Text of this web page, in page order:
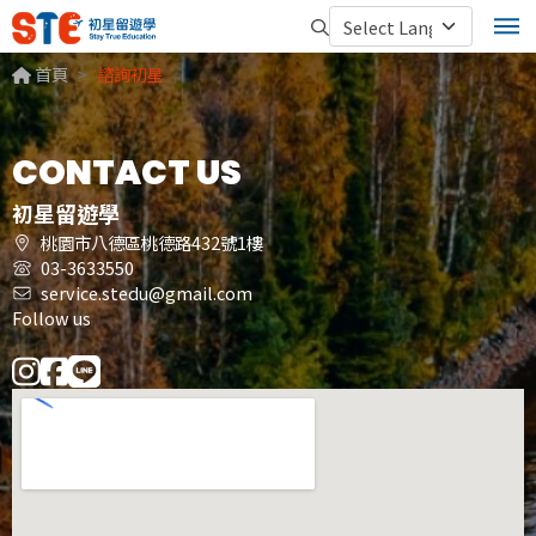
首頁 諮詢初星
CONTACT US
初星留遊學
桃園市八德區桃德路432號1樓
03-3633550
service.stedu@gmail.com
Follow us